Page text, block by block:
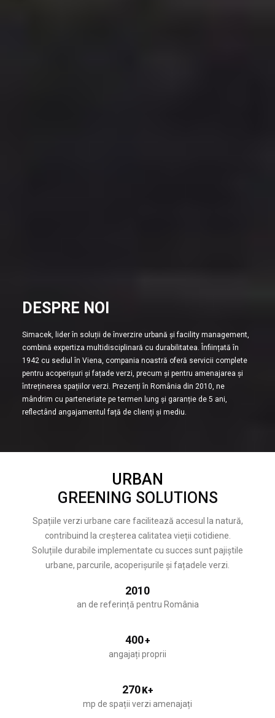
DESPRE NOI
Simacek, lider în soluții de înverzire urbană și facility management,
combină expertiza multidisciplinară cu durabilitatea. Înființată în
1942 cu sediul în Viena, compania noastră oferă servicii complete
pentru acoperișuri și fațade verzi, precum și pentru amenajarea și
întreținerea spațiilor verzi. Prezenți în România din 2010, ne
mândrim cu parteneriate pe termen lung și garanție de 5 ani,
reflectând angajamentul față de clienți și mediu.
URBAN
GREENING SOLUTIONS
Spațiile verzi urbane care facilitează accesul la natură,
contribuind la creșterea calitatea vieții cotidiene.
Soluțiile durabile implementate cu succes sunt pajiștile
urbane, parcurile, acoperișurile și fațadele verzi.
2010
an de referință pentru România
400+
angajați proprii
270K+
mp de spații verzi amenajați